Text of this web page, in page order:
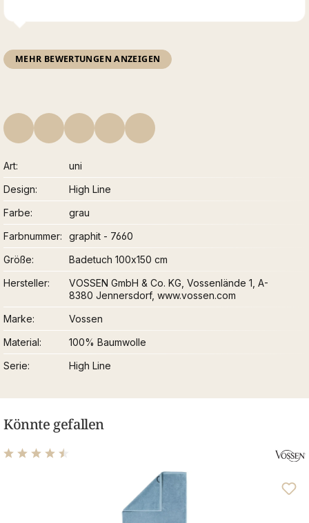
MEHR BEWERTUNGEN ANZEIGEN
Art
uni
Design
High Line
Farbe
grau
Farbnummer
graphit - 7660
Größe
Badetuch 100x150 cm
Hersteller
VOSSEN GmbH & Co. KG, Vossenlände 1, A-
8380 Jennersdorf, www.vossen.com
Marke
Vossen
Material
100% Baumwolle
Serie
High Line
Könnte gefallen
Durchschnittliche Bewertung von 4.56 von 5 Sternen